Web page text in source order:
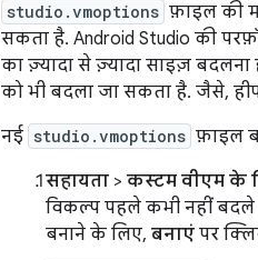
studio.vmoptions फ़ाइल की
सकता है. Android Studio की
का ज़्यादा से ज़्यादा साइज़ बदलना
को भी बदला जा सकता है. जैसे,
नई studio.vmoptions फ़ाइल
सहायता > कस्टम वीएम के
विकल्प पहले कभी नहीं
बनाने के लिए, बनाएं पर